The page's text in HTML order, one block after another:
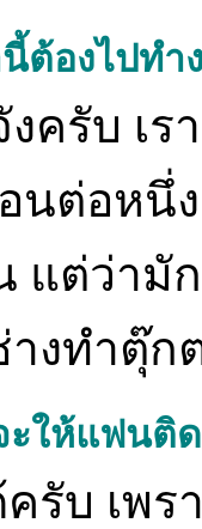
ต้องไปทำ
งครับ เ
นต่อหนึ่
แต่ว่ามั
งทำตุ๊ก
ะให้แฟนติ
รับ เพร